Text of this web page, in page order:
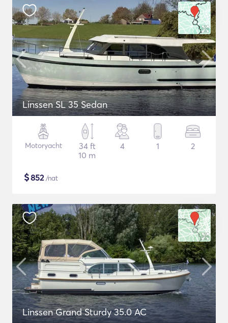
Linssen SL 35 Sedan
Motoryacht
34 ft
10 m
4 1 2
$852/nat
Linssen Grand Sturdy 35.0 AC